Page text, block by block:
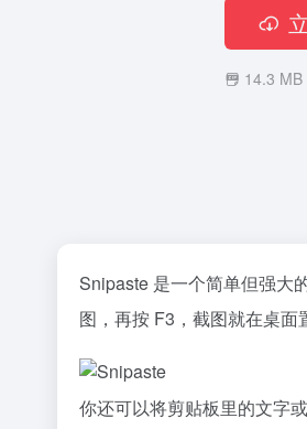
14.3 MB
Snipaste 是一个简单但强大
图，再按 F3，截图就在桌面
你还可以将剪贴板里的文字